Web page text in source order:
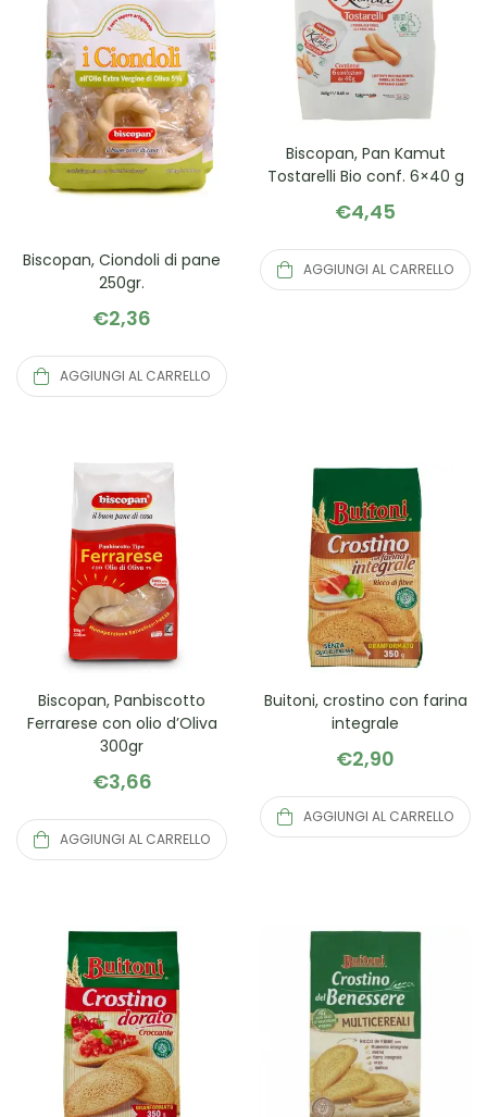
Biscopan, Ciondoli di pane
250gr.
€2,36
AGGIUNGI AL CARRELLO
Biscopan, Pan Kamut
Tostarelli Bio conf. 6×40 g
€4,45
AGGIUNGI AL CARRELLO
Biscopan, Panbiscotto
Ferrarese con olio d’Oliva
300gr
€3,66
AGGIUNGI AL CARRELLO
Buitoni, crostino con farina
integrale
€2,90
AGGIUNGI AL CARRELLO